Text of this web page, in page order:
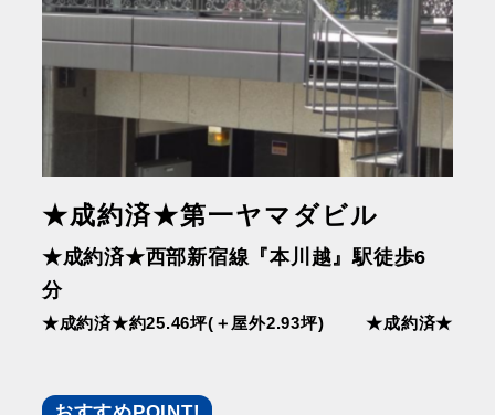
★成約済★第一ヤマダビル
★成約済★西部新宿線『本川越』駅徒歩6
分
★成約済★約25.46坪(＋屋外2.93坪) ★成約済★